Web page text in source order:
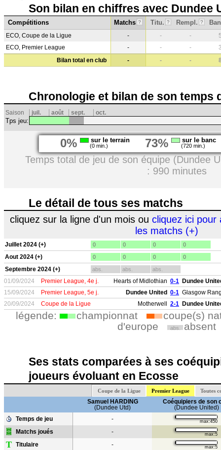
Son bilan en chiffres avec Dundee
Compétitions Matchs ? Titu. ? Rempl. ?
ECO, Coupe de la Ligue - - -
ECO, Premier League
- - -
Bilan total en club
- - -
Chronologie et bilan de son temps
Saison juil. août sept. oct.
Tps jeu:
0% sur le terrain
(0 min.) 73% sur le banc
(720 min.)
Temps total de jeu de son équipe (Dundee
: 990 minutes
Le détail de tous ses matchs
cliquez sur la ligne d'un mois ou cliquez ici pour
les matchs (+)
Juillet 2024 (+) 0 0 0 0
Aout 2024 (+) 0 0 0 0
Septembre 2024 (+) abs. abs. abs.
01/09/2024 Premier League, 4e j. Hearts of Midlothian 0-1 Dundee
15/09/2024
Premier League, 5e j. Dundee United 0-1 Glasgow
20/09/2024
Coupe de la Ligue Motherwell 2-1 Dundee
légende: championnat
coupe(s)
d'europe
abs. absent
Ses stats comparées à ses
joueurs évoluant en Ecosse
Coupe de la Ligue Premier League Toutes
Samuel HARDING
(Dundee Utd)
Coéquipiers de son
(Dundee United)
Temps de jeu
- max:450
Matchs joués - max:5
T Titulaire - max:5